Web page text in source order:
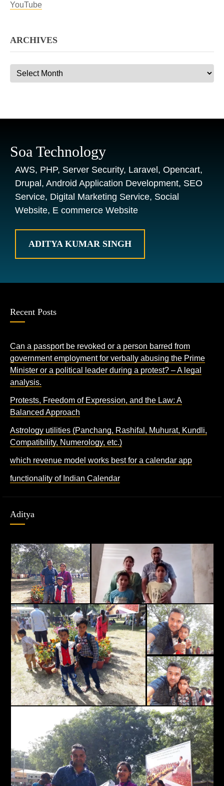
YouTube
ARCHIVES
Archives
Soa Technology
AWS, PHP, Server Security, Laravel, Opencart,
Drupal, Android Application Development, SEO
Service, Digital Marketing Service, Social
Website, E commerce Website
ADITYA KUMAR SINGH
Recent Posts
Can a passport be revoked or a person barred from
government employment for verbally abusing the Prime
Minister or a political leader during a protest? – A legal
analysis.
Protests, Freedom of Expression, and the Law: A
Balanced Approach
Astrology utilities (Panchang, Rashifal, Muhurat, Kundli,
Compatibility, Numerology, etc.)
which revenue model works best for a calendar app
functionality of Indian Calendar
Aditya